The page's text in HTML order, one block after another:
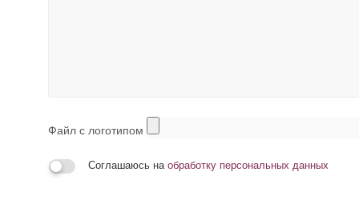
Файл с логотипом
Соглашаюсь на обработку персональных данных